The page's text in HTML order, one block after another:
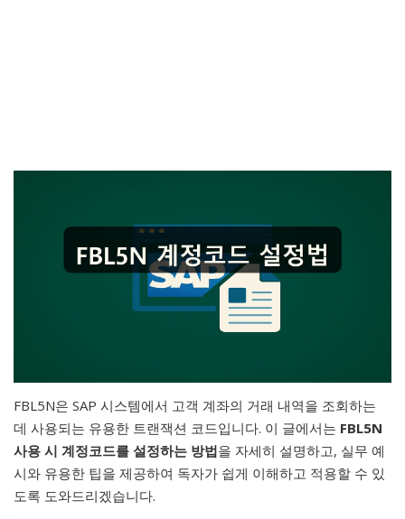
FBL5N은 SAP 시스템에서 고객 계좌의 거래 내역을 조회하는
데 사용되는 유용한 트랜잭션 코드입니다. 이 글에서는 FBL5N
사용 시 계정코드를 설정하는 방법을 자세히 설명하고, 실무 예
시와 유용한 팁을 제공하여 독자가 쉽게 이해하고 적용할 수 있
도록 도와드리겠습니다.